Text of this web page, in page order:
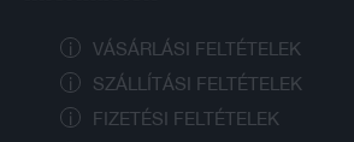
VÁSÁRLÁSI FELTÉTELEK
SZÁLLÍTÁSI FELTÉTELEK
FIZETÉSI FELTÉTELEK